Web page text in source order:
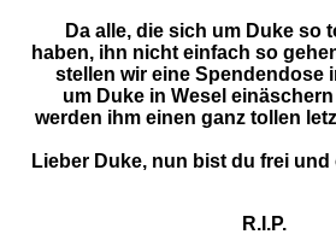
Da alle, die sich um Duke so
haben, ihn nicht einfach so
stellen wir eine Spendendose
umDuke in Wesel
werden ihmeinen ganz tollen
Lieber Duke, nun bist du frei und
R.I.P.